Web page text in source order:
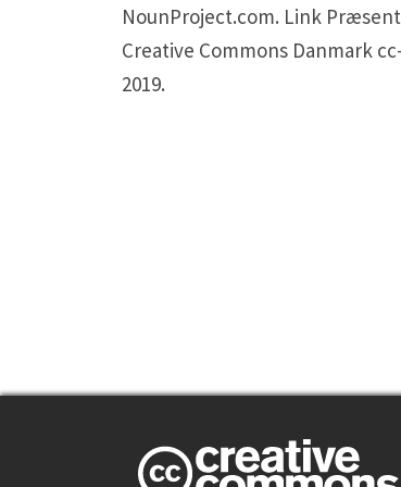
NounProject.com. Link
Creative Commons Danmark
2019.